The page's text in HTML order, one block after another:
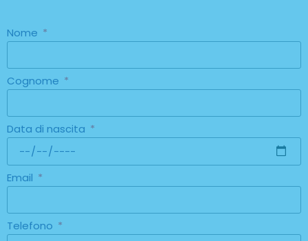
Nome
Cognome
Data di nascita
Email
Telefono